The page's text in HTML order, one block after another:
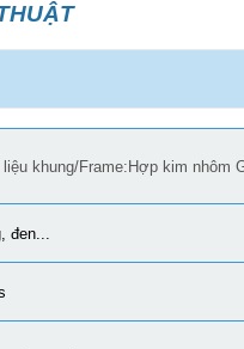
liệu khung/Frame:Hợp kim nhôm
đen...